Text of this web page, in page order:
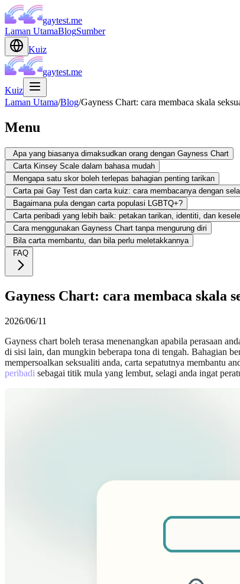
gaytest.me
Laman UtamaBlogSumber
Kuiz
gaytest.me
Kuiz
Laman Utama/Blog/Gayness Chart: cara membaca skala
Menu
Apa yang biasanya dimaksudkan orang dengan Gayness Chart
Carta Kinsey Scale dalam bahasa mudah
Mengapa satu skor boleh terlepas bahagian penting tarikan
Carta pai Gay Test dan carta kuiz: cara membacanya dengan
Bagaimana pula dengan carta populasi LGBTQ+?
Carta peribadi yang lebih baik: petakan tarikan, identiti, dan
Cara menggunakan Gayness Chart tanpa mengurung diri
Bila carta membantu, dan bila perlu meletakkannya
FAQ
Gayness Chart: cara membaca skala
2026/06/11
Gayness chart boleh terasa menenangkan apabila perasaan
di sisi lain, dan mungkin beberapa tona di tengah. Bahagian
mempersoalkan seksualiti anda, carta sepatutnya membantu
peribadi sebagai titik mula yang lembut, selagi anda ingat